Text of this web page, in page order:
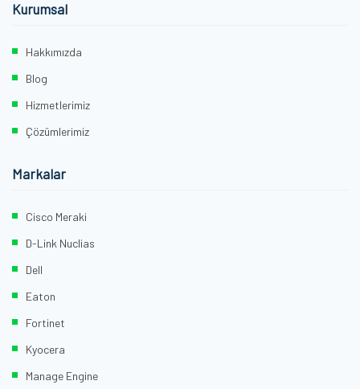
Kurumsal
Hakkımızda
Blog
Hizmetlerimiz
Çözümlerimiz
Markalar
Cisco Meraki
D-Link Nuclias
Dell
Eaton
Fortinet
Kyocera
Manage Engine